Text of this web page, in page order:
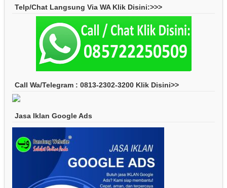
Telp/Chat Langsung Via WA Klik Disini:>>>
Call Wa/Telegram : 0813-2302-3200 Klik Disini>>
Jasa Iklan Google Ads